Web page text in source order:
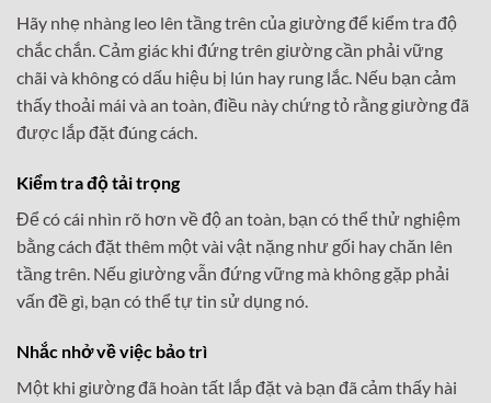
Hãy nhẹ nhàng leo lên tầng trên của giường để kiểm tra độ
chắc chắn. Cảm giác khi đứng trên giường cần phải vững
chãi và không có dấu hiệu bị lún hay rung lắc. Nếu bạn cảm
thấy thoải mái và an toàn, điều này chứng tỏ rằng giường đã
được lắp đặt đúng cách.
Kiểm tra độ tải trọng
Để có cái nhìn rõ hơn về độ an toàn, bạn có thể thử nghiệm
bằng cách đặt thêm một vài vật nặng như gối hay chăn lên
tầng trên. Nếu giường vẫn đứng vững mà không gặp phải
vấn đề gì, bạn có thể tự tin sử dụng nó.
Nhắc nhở về việc bảo trì
Một khi giường đã hoàn tất lắp đặt và bạn đã cảm thấy hài